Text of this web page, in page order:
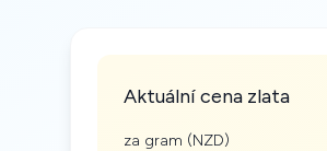
Aktuální cena zlata
za gram (NZD)